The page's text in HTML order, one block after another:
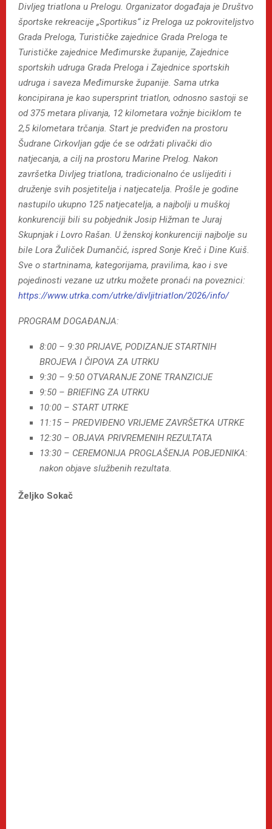
Divljeg triatlona u Prelogu. Organizator događaja je Društvo
športske rekreacije „Sportikus“ iz Preloga uz pokroviteljstvo
Grada Preloga, Turističke zajednice Grada Preloga te
Turističke zajednice Međimurske županije, Zajednice
sportskih udruga Grada Preloga i Zajednice sportskih
udruga i saveza Međimurske županije. Sama utrka
koncipirana je kao supersprint triatlon, odnosno sastoji se
od 375 metara plivanja, 12 kilometara vožnje biciklom te
2,5 kilometara trčanja. Start je predviđen na prostoru
Šudrane Cirkovljan gdje će se održati plivački dio
natjecanja, a cilj na prostoru Marine Prelog. Nakon
završetka Divljeg triatlona, tradicionalno će uslijediti i
druženje svih posjetitelja i natjecatelja. Prošle je godine
nastupilo ukupno 125 natjecatelja, a najbolji u muškoj
konkurenciji bili su pobjednik Josip Hižman te Juraj
Skupnjak i Lovro Rašan. U ženskoj konkurenciji najbolje su
bile Lora Žuliček Dumančić, ispred Sonje Kreč i Dine Kuiš.
Sve o startninama, kategorijama, pravilima, kao i sve
pojedinosti vezane uz utrku možete pronaći na poveznici:
https://www.utrka.com/utrke/divljitriatlon/2026/info/
PROGRAM DOGAĐANJA:
8:00 – 9:30 PRIJAVE, PODIZANJE STARTNIH
BROJEVA I ČIPOVA ZA UTRKU
9:30 – 9:50 OTVARANJE ZONE TRANZICIJE
9:50 – BRIEFING ZA UTRKU
10:00 – START UTRKE
11:15 – PREDVIĐENO VRIJEME ZAVRŠETKA UTRKE
12:30 – OBJAVA PRIVREMENIH REZULTATA
13:30 – CEREMONIJA PROGLAŠENJA POBJEDNIKA:
nakon objave službenih rezultata.
Željko Sokač